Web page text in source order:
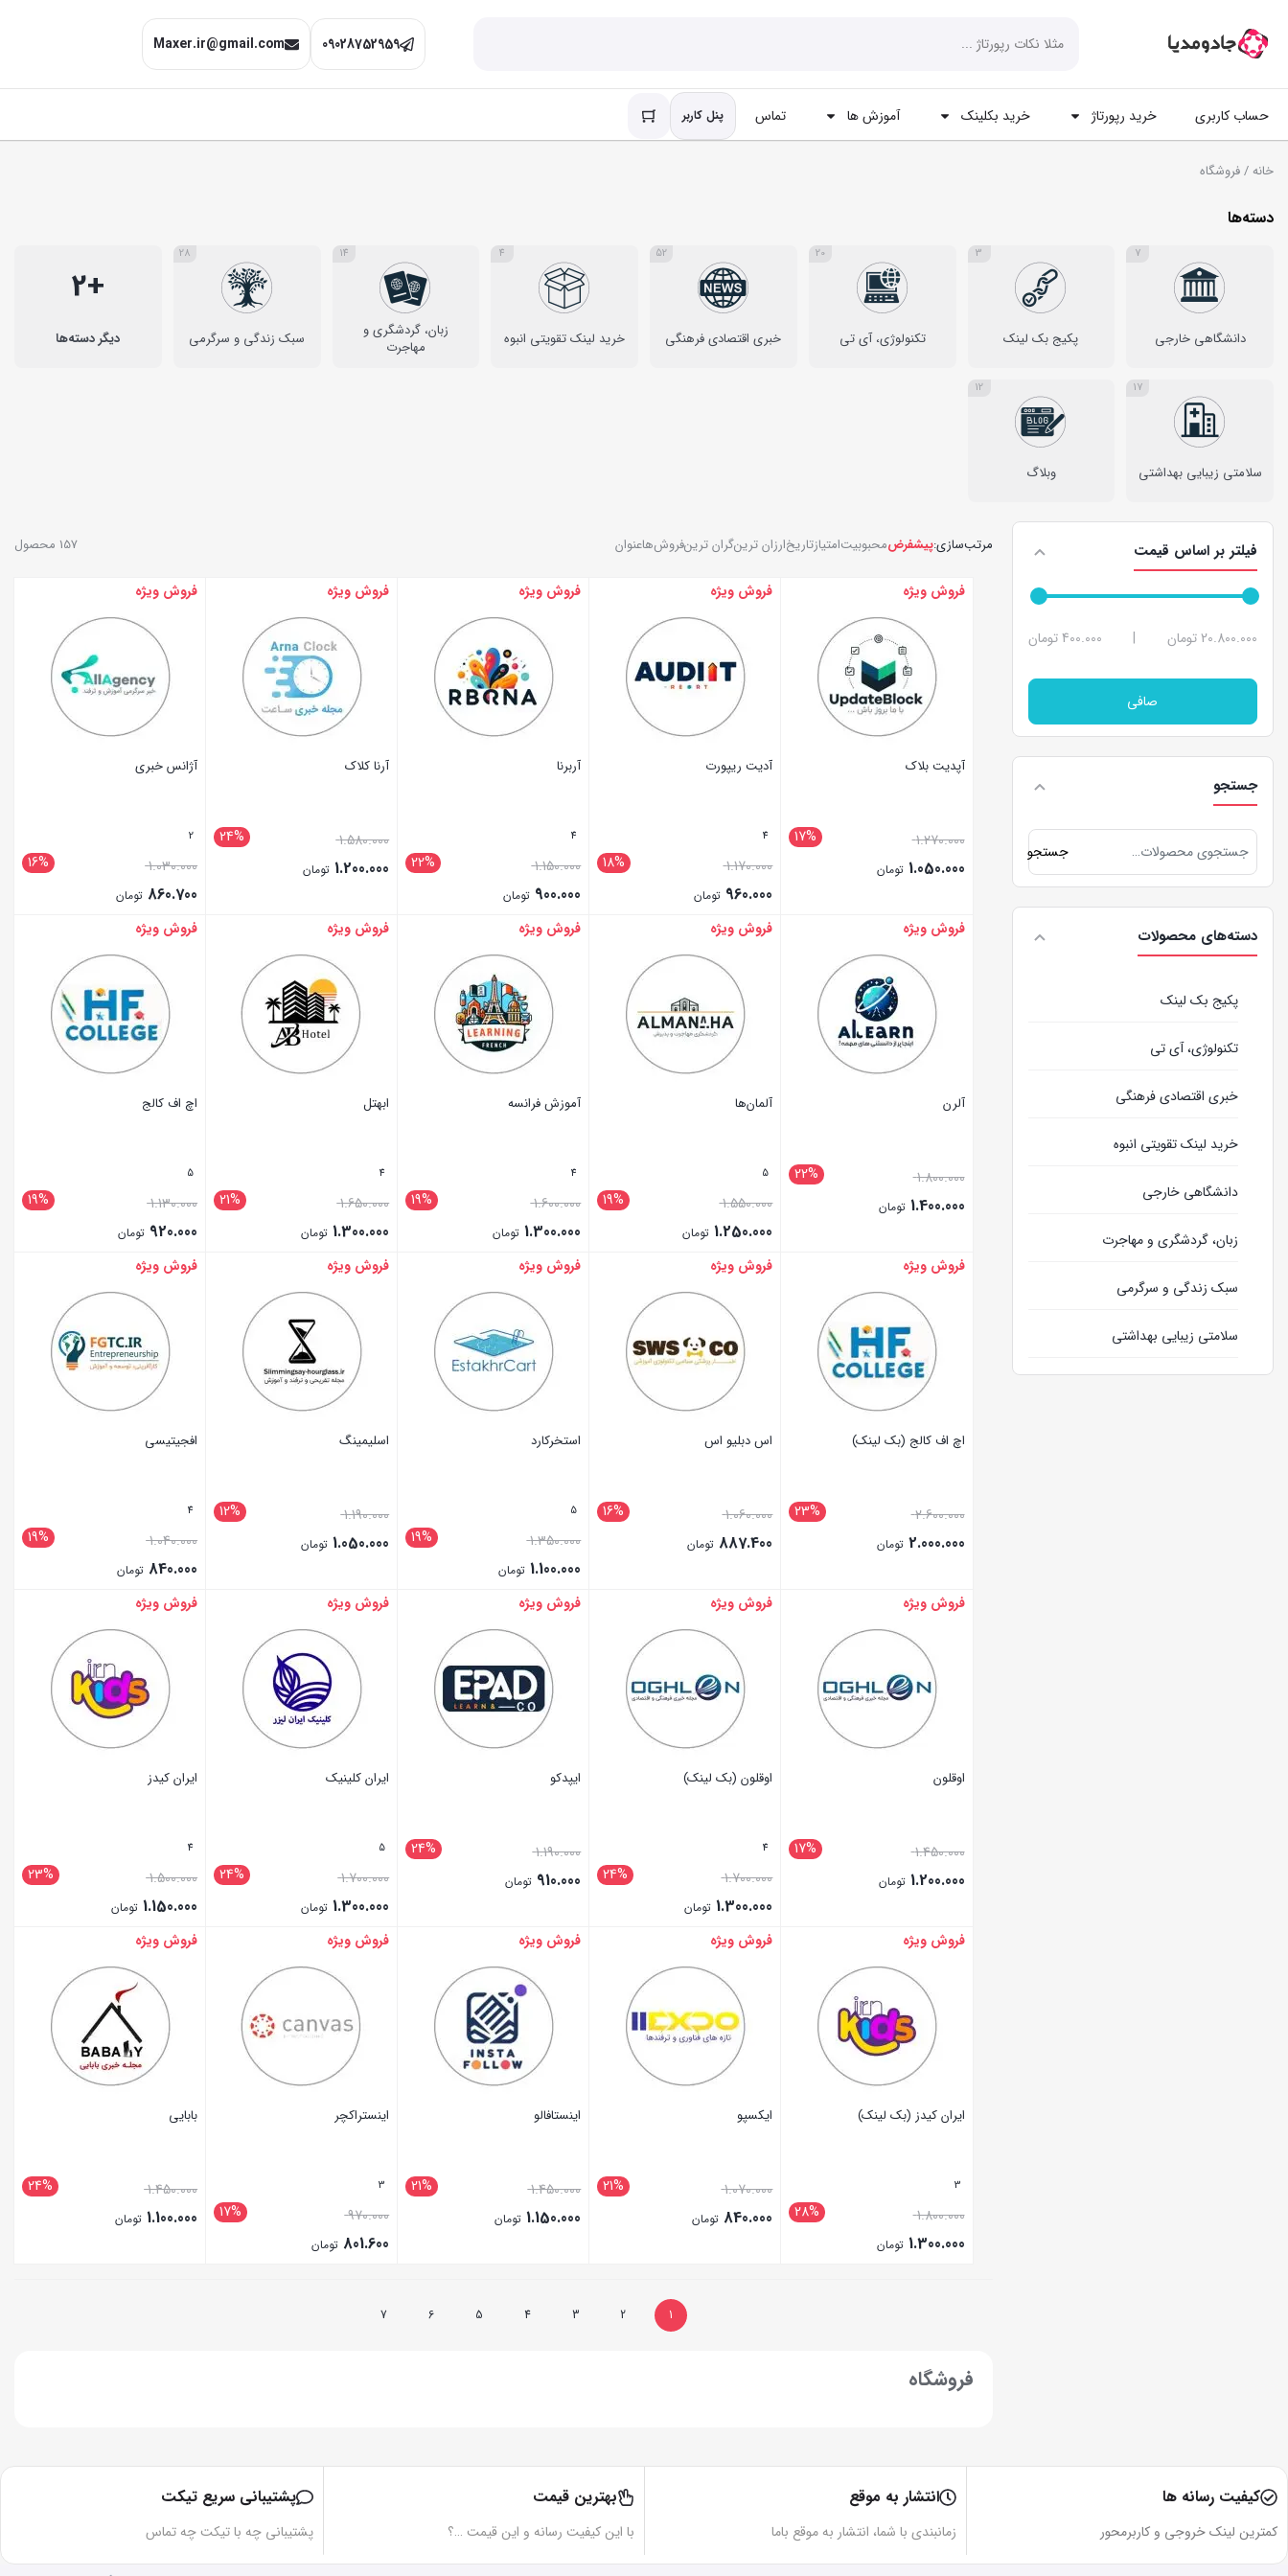
09028752959
Maxer.ir@gmail.com
حساب کاربری خرید رپورتاژ خرید بکلینک آموزش ها تماس پنل کاربر
خانه/ فروشگاه
دسته‌ها
دانشگاهی خارجی
7
پکیج بک لینک
3
تکنولوژی، آی تی
20
خبری اقتصادی فرهنگی
52
خرید لینک تقویتی انبوه
4
زبان، گردشگری و
مهاجرت
14
سبک زندگی و سرگرمی
28
+2
دیگر دسته‌ها
سلامتی زیبایی بهداشتی
17
وبلاگ
12
فیلتر بر اساس قیمت
400.000 تومان | 20.800.000 تومان
صافی
جستجو
جستجو
دسته‌های محصولات
پکیج بک لینک
تکنولوژی، آی تی
خبری اقتصادی فرهنگی
خرید لینک تقویتی انبوه
دانشگاهی خارجی
زبان، گردشگری و مهاجرت
سبک زندگی و سرگرمی
سلامتی زیبایی بهداشتی
157 محصول مرتب‌سازی:پیشفرضمحبوبیتامتیازتاریخارزان ترینگران ترینفروش‌هاعنوان
فروش ویژه
آپدیت بلاک
17% 1.270.000
1.050.000 تومان
بستن
فروش ویژه
آدیت ریپورت
4
18% 1.170.000
960.000 تومان
بستن
فروش ویژه
آربرنا
4
22% 1.150.000
900.000 تومان
بستن
فروش ویژه
آرنا کلاک
24% 1.580.000
1.200.000 تومان
بستن
فروش ویژه
آژانس خبری
2
16% 1.030.000
860.700 تومان
بستن
فروش ویژه
آلرن
22% 1.800.000
1.400.000 تومان
بستن
فروش ویژه
آلمان‌ها
5
19% 1.550.000
1.250.000 تومان
بستن
فروش ویژه
آموزش فرانسه
4
19% 1.600.000
1.300.000 تومان
بستن
فروش ویژه
ابهتل
4
21% 1.650.000
1.300.000 تومان
بستن
فروش ویژه
اچ اف کالج
5
19% 1.130.000
920.000 تومان
بستن
فروش ویژه
اچ اف کالج (بک لینک)
23% 2.600.000
2.000.000 تومان
بستن
فروش ویژه
اس دبلیو اس
16% 1.060.000
887.400 تومان
بستن
فروش ویژه
استخرکارد
5
19% 1.350.000
1.100.000 تومان
بستن
فروش ویژه
اسلیمینگ
12% 1.190.000
1.050.000 تومان
بستن
فروش ویژه
افجیتیسی
4
19% 1.040.000
840.000 تومان
بستن
فروش ویژه
اوقلون
17% 1.450.000
1.200.000 تومان
بستن
فروش ویژه
اوقلون (بک لینک)
4
24% 1.700.000
1.300.000 تومان
بستن
فروش ویژه
ایپدکو
24% 1.190.000
910.000 تومان
بستن
فروش ویژه
ایران کلینیک
5
24% 1.700.000
1.300.000 تومان
بستن
فروش ویژه
ایران کیدز
4
23% 1.500.000
1.150.000 تومان
بستن
فروش ویژه
ایران کیدز (بک لینک)
3
28% 1.800.000
1.300.000 تومان
فروش ویژه
ایکسپو
21% 1.070.000
840.000 تومان
فروش ویژه
اینستافالو
21% 1.450.000
1.150.000 تومان
فروش ویژه
اینستراکچر
3
17% 970.000
801.600 تومان
فروش ویژه
بابایی
24% 1.450.000
1.100.000 تومان
1
2
3
4
5
6
7
فروشگاه
کیفیت رسانه ها
کمترین لینک خروجی و کاربرمحور
انتشار به موقع
زمانبندی با شما، انتشار به موقع باما
بهترین قیمت
با این کیفیت رسانه و این قیمت …؟
پشتیبانی سریع تیکت
پشتیبانی چه با تیکت چه تماس